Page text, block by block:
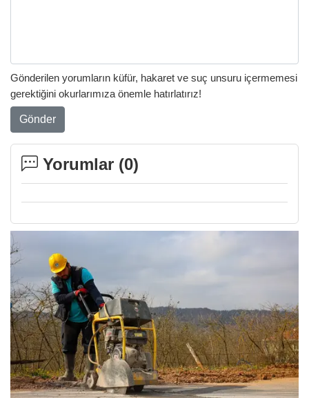
Gönderilen yorumların küfür, hakaret ve suç unsuru içermemesi
gerektiğini okurlarımıza önemle hatırlatırız!
Gönder
Yorumlar (0)